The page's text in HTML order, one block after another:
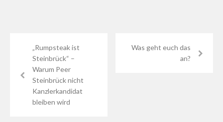
„Rumpsteak ist
Steinbrück“ –
Warum Peer
Steinbrück nicht
Kanzlerkandidat
bleiben wird
Was geht euch das
an?